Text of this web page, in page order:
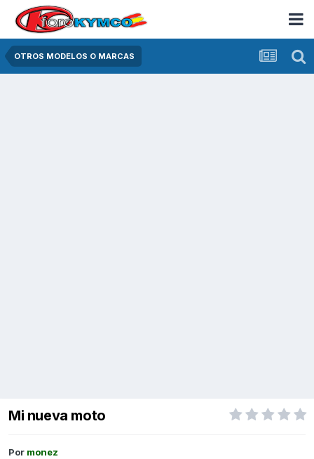
OTROS MODELOS O MARCAS
Mi nueva moto
Por monez